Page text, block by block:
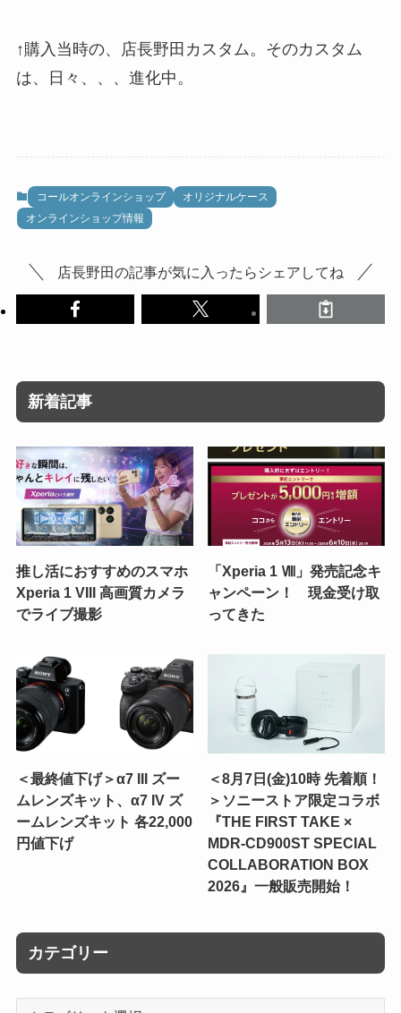
↑購入当時の、店長野田カスタム。そのカスタム
は、日々、、、進化中。
コールオンラインショップ
オリジナルケース
オンラインショップ情報
店長野田の記事が気に入ったらシェアしてね
新着記事
推し活におすすめのスマホ
Xperia 1 VIII 高画質カメラ
でライブ撮影
「Xperia 1 Ⅷ」発売記念キ
ャンペーン！ 現金受け取
ってきた
＜最終値下げ＞α7 III ズー
ムレンズキット、α7 IV ズ
ームレンズキット 各22,000
円値下げ
＜8月7日(金)10時 先着順！
＞ソニーストア限定コラボ
『THE FIRST TAKE ×
MDR-CD900ST SPECIAL
COLLABORATION BOX
2026』一般販売開始！
カテゴリー